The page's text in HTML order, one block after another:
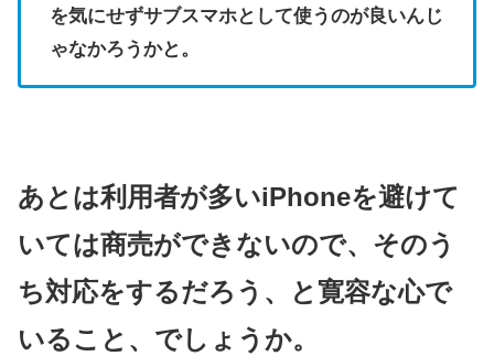
を気にせずサブスマホとして使うのが良いんじ
ゃなかろうかと。
あとは利用者が多いiPhoneを避けて
いては商売ができないので、そのう
ち対応をするだろう、と寛容な心で
いること、でしょうか。